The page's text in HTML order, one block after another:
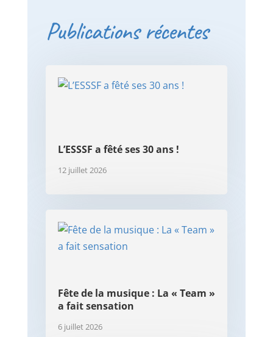
Publications récentes
L’ESSSF a fêté ses 30 ans !
12 juillet 2026
Fête de la musique : La « Team »
a fait sensation
6 juillet 2026